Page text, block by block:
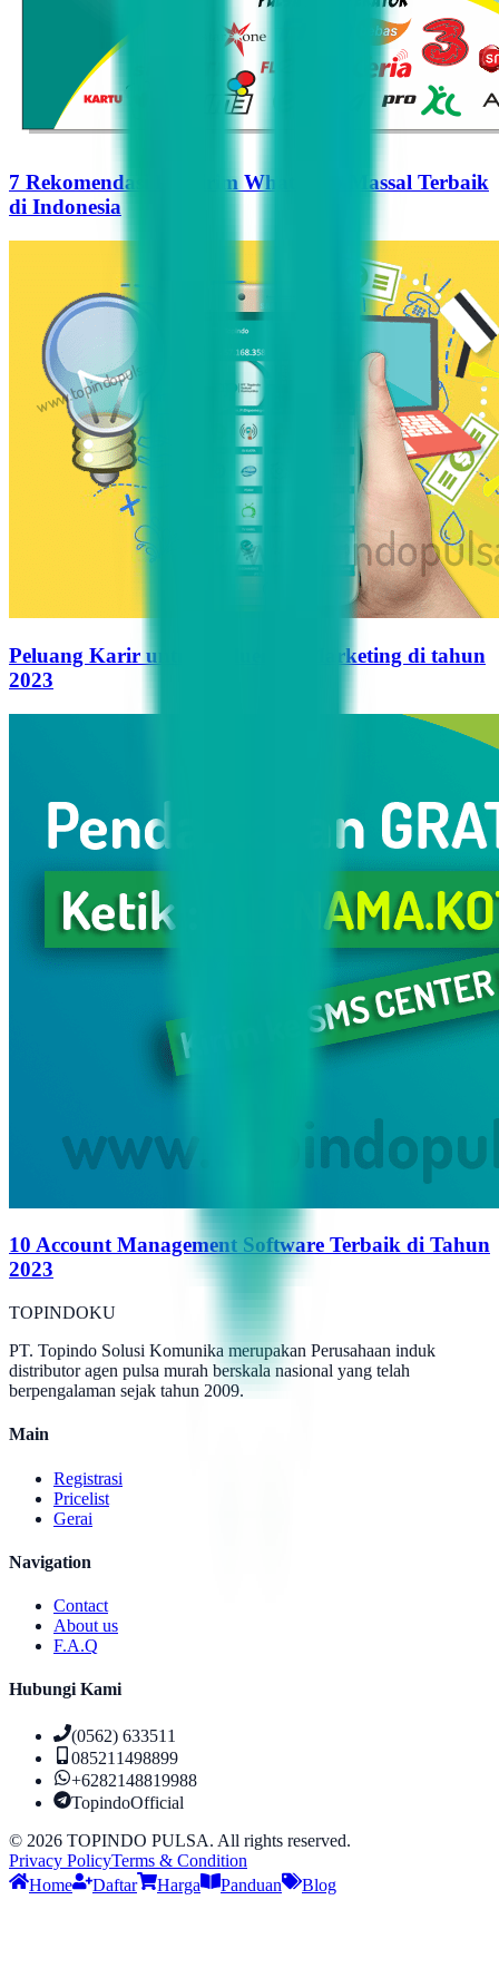
7 Rekomendasi Pengirim WhatsApp Massal Terbaik
di Indonesia
Peluang Karir untuk Influencer Marketing di tahun
2023
10 Account Management Software Terbaik di Tahun
2023
TOPINDOKU
PT. Topindo Solusi Komunika merupakan Perusahaan induk
distributor agen pulsa murah berskala nasional yang telah
berpengalaman sejak tahun 2009.
Main
Registrasi
Pricelist
Gerai
Navigation
Contact
About us
F.A.Q
Hubungi Kami
(0562) 633511
085211498899
+6282148819988
TopindoOfficial
© 2026 TOPINDO PULSA. All rights reserved.
Privacy PolicyTerms & Condition
Home
Daftar Harga Panduan Blog